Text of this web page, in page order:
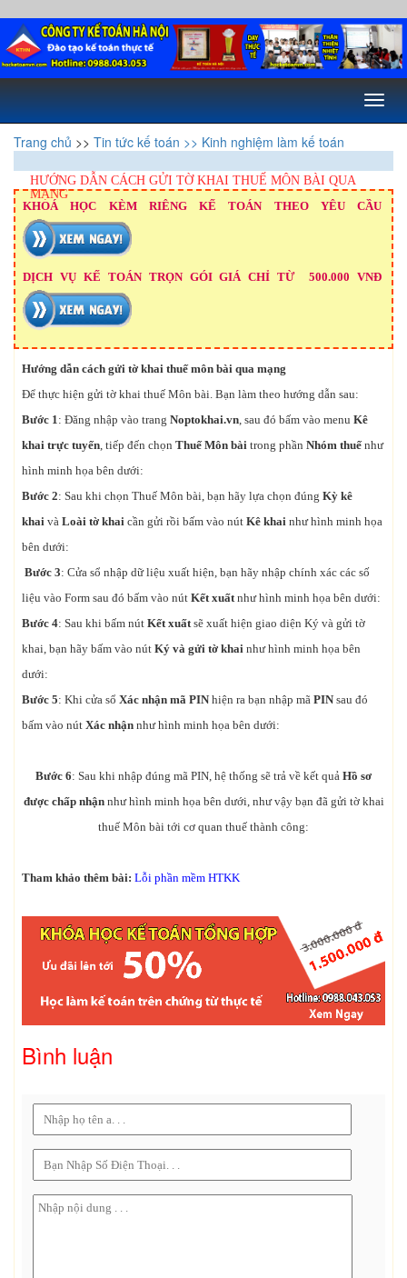
Toggle
Trang chủ >> Tin tức kế toán >> Kinh nghiệm làm kế toán
HƯỚNG DẪN CÁCH GỬI TỜ KHAI THUẾ MÔN BÀI QUA
MẠNG
KHOÁ HỌC KÈM RIÊNG KẾ TOÁN THEO YÊU CẦU
DỊCH VỤ KẾ TOÁN TRỌN GÓI GIÁ CHỈ TỪ 500.000 VNĐ
Hướng dẫn cách gửi tờ khai thuế môn bài qua mạng
Để thực hiện gửi tờ khai thuế Môn bài. Bạn làm theo hướng dẫn sau:
Bước 1 : Đăng nhập vào trang Noptokhai.vn , sau đó bấm vào menu Kê
khai trực tuyến , tiếp đến chọn Thuế Môn bài trong phần Nhóm thuếnhư
hình minh họa bên dưới:
Bước 2: Sau khi chọn Thuế Môn bài, bạn hãy lựa chọn đúng Kỳ kê
khai và Loài tờ khai cần gửi rồi bấm vào nút Kê khai như hình minh họa
bên dưới:
Bước 3: Cửa sổ nhập dữ liệu xuất hiện, bạn hãy nhập chính xác các số
liệu vào Form sau đó bấm vào nút Kết xuất như hình minh họa bên dưới:
Bước 4: Sau khi bấm nút Kết xuất sẽ xuất hiện giao diện Ký và gửi tờ
khai, bạn hãy bấm vào nút Ký và gửi tờ khai như hình minh họa bên
dưới:
Bước 5: Khi cửa sổ Xác nhận mã PIN hiện ra bạn nhập mã PIN sau đó
bấm vào nút Xác nhận như hình minh họa bên dưới:
Bước 6: Sau khi nhập đúng mã PIN, hệ thống sẽ trả về kết quả Hồ sơ
được chấp nhậnnhư hình minh họa bên dưới, như vậy bạn đã gửi tờ khai
thuế Môn bài tới cơ quan thuế thành công:
Tham khảo thêm bài: Lỗi phần mềm HTKK
Bình luận